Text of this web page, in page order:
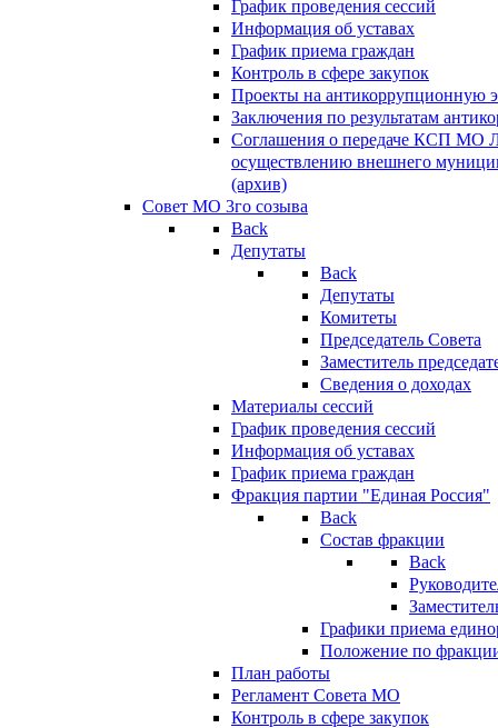
График проведения сессий
Информация об уставах
График приема граждан
Контроль в сфере закупок
Проекты на антикоррупционную
Заключения по результатам
Соглашения о передаче КСП МО
осуществлению внешнего
(архив)
Совет МО 3го созыва
Back
Депутаты
Back
Депутаты
Комитеты
Председатель Совета
Заместитель
Сведения о доходах
Материалы сессий
График проведения сессий
Информация об уставах
График приема граждан
Фракция партии "Единая Россия"
Back
Состав фракции
Back
Графики приема
Положение по
План работы
Регламент Совета МО
Контроль в сфере закупок